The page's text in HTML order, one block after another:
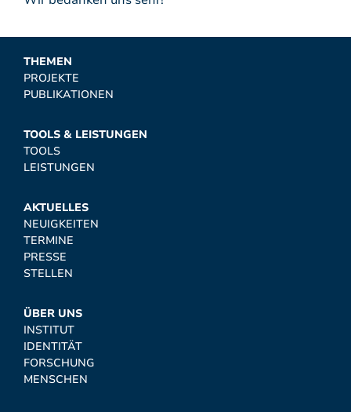
THEMEN
PROJEKTE
PUBLIKATIONEN
TOOLS & LEISTUNGEN
TOOLS
LEISTUNGEN
AKTUELLES
NEUIGKEITEN
TERMINE
PRESSE
STELLEN
ÜBER UNS
INSTITUT
IDENTITÄT
FORSCHUNG
MENSCHEN